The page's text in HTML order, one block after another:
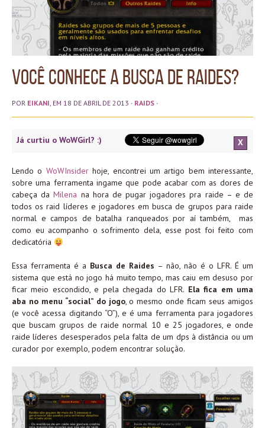
Você conhece a busca de Raides?
POR EIKANI , EM 18 DE ABRIL DE 2013 · RAIDS ·
Já curtiu o WoWGirl? :) X
Lendo o WoWInsiderhoje, encontrei um artigo bem interessante,
sobre uma ferramenta ingame que pode acabar com as dores de
cabeça daMilena na hora de pugar jogadores pra raide – e de
todos os raid líderes e jogadores em busca de grupos para raide
normal e campos de batalha ranqueados por aí também, mas
como eu acompanho o sofrimento dela, esse post foi feito com
dedicatória
Essa ferramenta é a Busca de Raides – não, não é o LFR. É um
sistema que está no jogo há muito tempo, mas caiu em desuso por
ficar meio escondido, e pela chegada do LFR. Ela fica em uma
aba no menu “social” do jogo, o mesmo onde ficam seus amigos
(e você acessa digitando “O”), e é uma ferramenta para jogadores
que buscam grupos de raide normal 10 e 25 jogadores, e onde
raide líderes desesperados pela falta de um dps à distância ou um
curador por exemplo, podem encontrar solução.